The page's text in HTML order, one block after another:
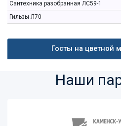
Сантехника разобранная ЛС59-1
Гильзы Л70
Госты на цветной
Наши